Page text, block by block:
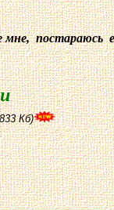
постараюсь
Кб)